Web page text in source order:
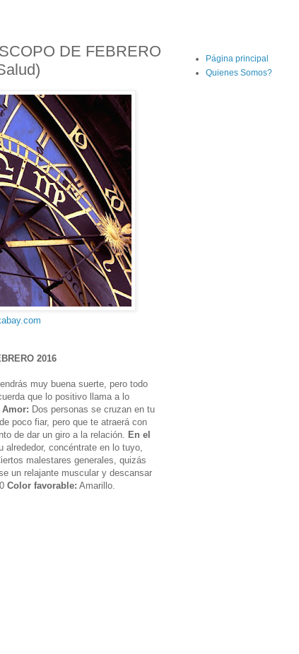
DE FEBRERO
2016
muy buena suerte, pero todo
que lo positivo llama a lo
Amor: Dos personas se cruzan en tu
poco fiar, pero que te atraerá con
de dar un giro a la relación. En el
concéntrate en lo tuyo,
malestares generales, quizás
un relajante muscular y descansar
Color favorable: Amarillo.
Página principal
Quienes Somos?